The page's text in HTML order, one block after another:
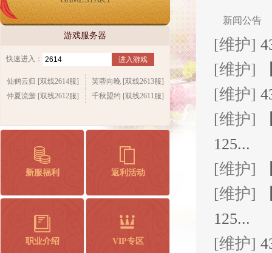
游戏服务器
快速进入： 进入游戏
仙鹤云归 [双线2614服]
芙蓉向晚 [双线2613服]
仲夏流萤 [双线2612服]
千秋盟约 [双线2611服]
新服福利 返利活动
职业介绍 VIP专区
新闻公告
[维护]
[维护]
[维护]
[维护]
125...
[维护]
[维护]
125...
[维护]